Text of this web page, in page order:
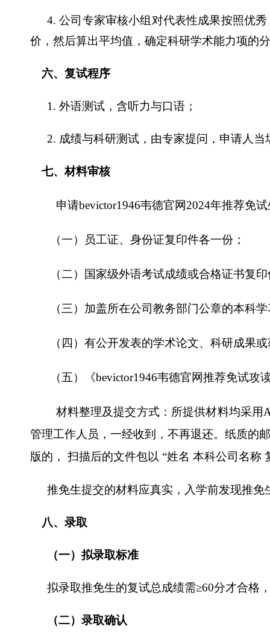
4.公司专家审核小组对代表性成果按照优秀
价，然后算出平均值，确定科研学术能力项的
六、复试程序
1. 外语测试，含听力与口语；
2. 成绩与科研测试，由专家提问，申请人
七、材料审核
申请bevictor1946韦德官网2024年推荐免
（一）员工证、身份证复印件各一份；
（二）国家级外语考试成绩或合格证书复
（三）加盖所在公司教务部门公章的本科
（四）有公开发表的学术论文、科研成果
（五）《bevictor1946韦德官网推荐免试
材料整理及提交方式：所提供材料均采用
管理工作人员，一经收到，不再退还。纸质的
版的， 扫描后的文件包以 “姓名 本科公司名称
推免生提交的材料应真实，入学前发现推
八、录取
（一）拟录取标准
拟录取推免生的复试总成绩需≥60分才合格
（二）录取确认